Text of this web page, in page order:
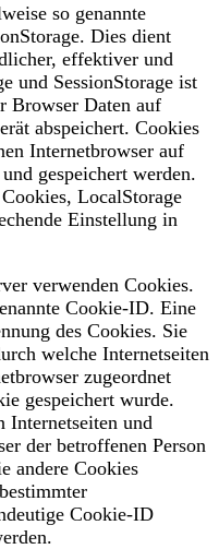
so genannte
Dies dient
effektiver und
und SessionStorage ist
Browser Daten auf
abspeichert. Cookies
Internetbrowser auf
gespeichert werden.
LocalStorage
Einstellung in
verwenden Cookies.
Cookie-ID. Eine
des Cookies. Sie
welche Internetseiten
zugeordnet
gespeichert wurde.
Internetseiten und
der betroffenen Person
andere Cookies
Cookie-ID